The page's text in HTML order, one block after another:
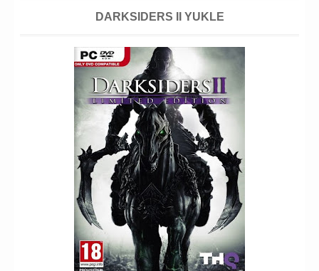
DARKSIDERS II YUKLE